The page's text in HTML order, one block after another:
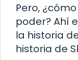
Pero,
poder? Ahí
la historia
historia de